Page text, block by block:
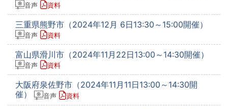
音声 資料
三重県熊野市（2024年12月 6日13:30～15:00開催）
音声 資料
富山県滑川市（2024年11月22日13:00～14:30開催）
音声 資料
大阪府泉佐野市（2024年11月11日13:00～14:30開
催）
音声 資料